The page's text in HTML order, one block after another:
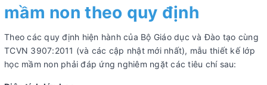
mầm non theo quy định
Theo các quy định hiện hành của Bộ Giáo dục và Đào tạo cùng
TCVN 3907:2011 (và các cập nhật mới nhất), mẫu thiết kế lớp
học mầm non phải đáp ứng nghiêm ngặt các tiêu chí sau: